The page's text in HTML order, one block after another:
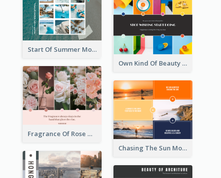
Start Of Summer Mood Board
Own Kind Of Beauty Mood Board
Fragrance Of Rose Mood Board
Chasing The Sun Mood Board